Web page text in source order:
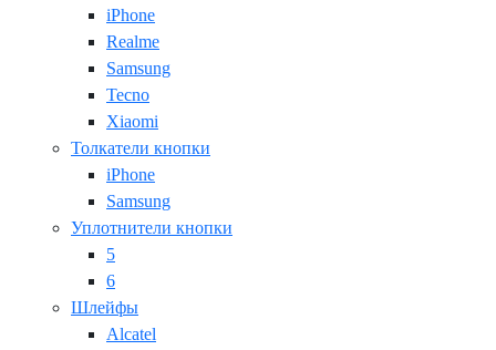
iPhone
Realme
Samsung
Tecno
Xiaomi
Толкатели кнопки
iPhone
Samsung
Уплотнители кнопки
5
6
Шлейфы
Alcatel